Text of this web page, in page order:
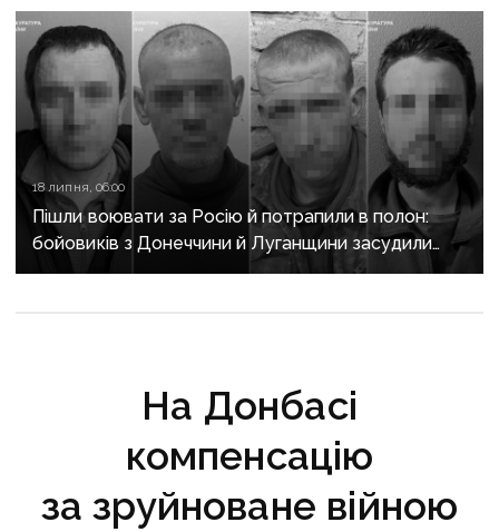
18 липня, 06:00
Пішли воювати за Росію й потрапили в полон:
бойовиків з Донеччини й Луганщини засудили
до 15 років тюрми
На Донбасі
компенсацію
за зруйноване війною